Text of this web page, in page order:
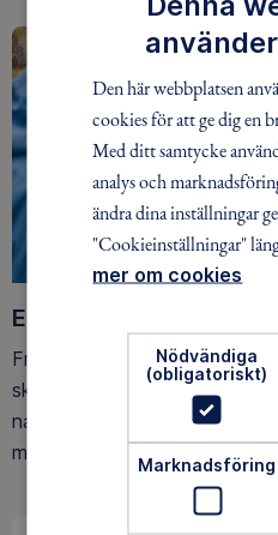
Ett friluftsliv för alla
Friluftsfrämjandet arbetar för
ska upptäcka den
naturen ger. Som medlem
med att skydda
Den här webbplatsen
cookies för att ge dig en
Med ditt samtycke
analys och
ändra dina inställningar
"Cookieinställningar"
mer om cookies
Nödvändiga
(obligatoriskt)
Marknadsföring